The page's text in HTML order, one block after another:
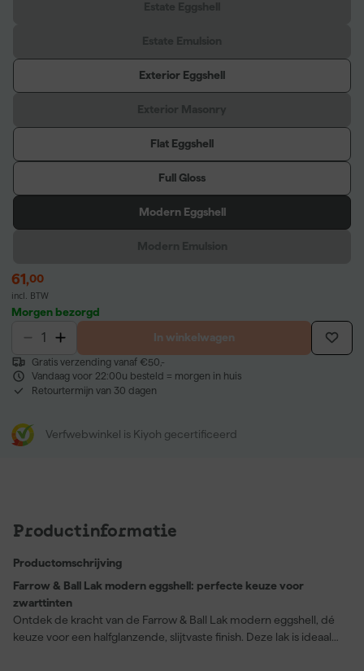
Exterior Eggshell
Flat Eggshell
Full Gloss
Modern Eggshell
61,00
incl. BTW
Morgen bezorgd
In winkelwagen
Gratis verzending vanaf €50,-
Vandaag voor 22:00u besteld = morgen in huis
Retourtermijn van 30 dagen
Verfwebwinkel is Kiyoh gecertificeerd
Productinformatie
Productomschrijving
Farrow & Ball Lak modern eggshell: perfecte keuze voor
zwarttinten
Ontdek de kracht van de Farrow & Ball Lak modern eggshell, dé
keuze voor een halfglanzende, slijtvaste finish. Deze lak is ideaal